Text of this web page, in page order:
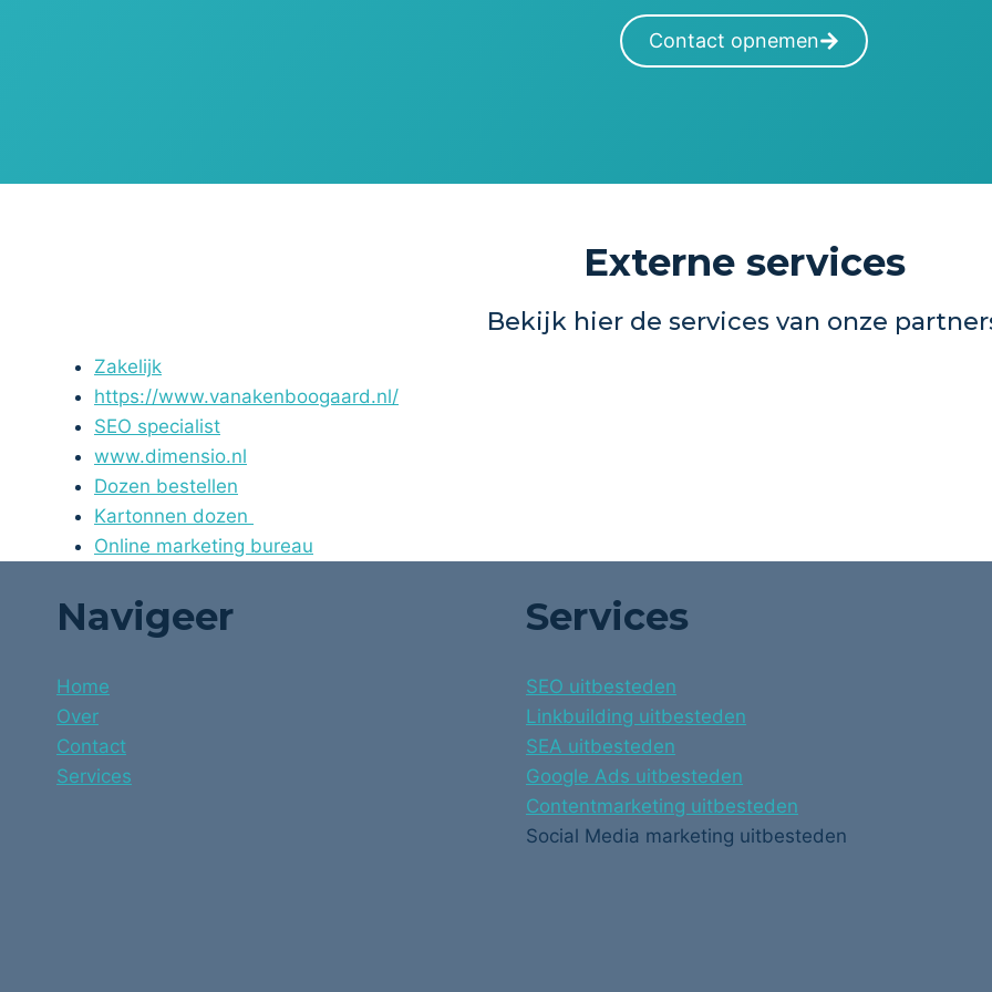
Contact opnemen
Externe services
Bekijk hier de services van onze
Zakelijk
https://www.vanakenboogaard.nl/
SEO specialist
www.dimensio.nl
Dozen bestellen
Kartonnen dozen
Online marketing bureau
Navigeer
Home
Over
Contact
Services
Services
SEO uitbesteden
Linkbuilding uitbesteden
SEA uitbesteden
Google Ads uitbesteden
Contentmarketing uitbesteden
Social Media marketing uitbesteden